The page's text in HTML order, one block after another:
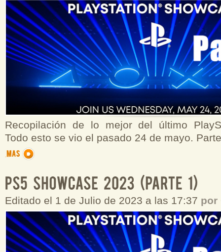
Recopilación de lo mejor del último
Todo esto se vio el pasado 24 de mayo.
Editado el 1 de Julio de 2023 a las 17:37 por